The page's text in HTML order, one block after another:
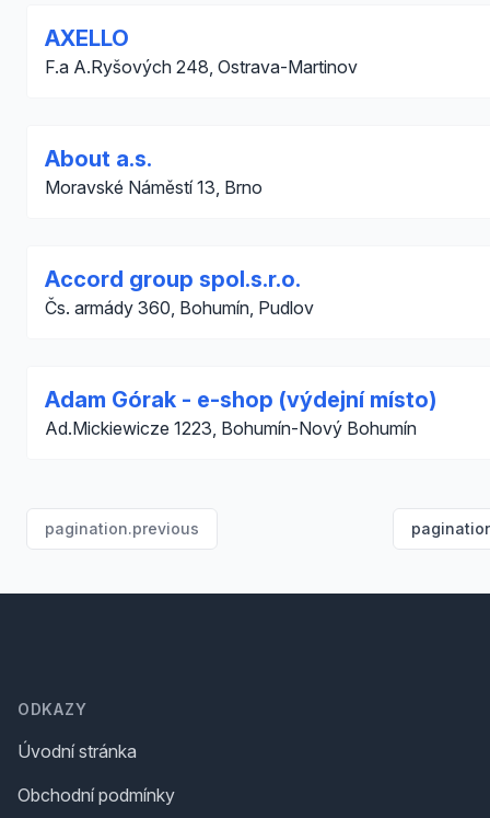
AXELLO
F.a A.Ryšových 248, Ostrava-Martinov
About a.s.
Moravské Náměstí 13, Brno
Accord group spol.s.r.o.
Čs. armády 360, Bohumín, Pudlov
Adam Górak - e-shop (výdejní místo)
Ad.Mickiewicze 1223, Bohumín-Nový Bohumín
pagination.previous
ODKAZY
Úvodní stránka
Obchodní podmínky